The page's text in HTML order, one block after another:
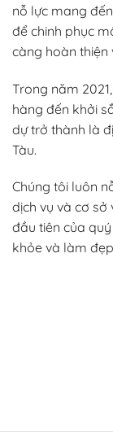
nỗ lực mang
để chinh phục
càng hoàn thiện
Trong năm
hàng đến khởi
dự trở thành là
Tàu.
Chúng tôi luôn
dịch vụ và cơ sở
đầu tiên của
khỏe và làm